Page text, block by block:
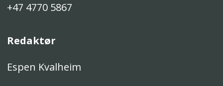
+47 4770 5867
Redaktør
Espen Kvalheim